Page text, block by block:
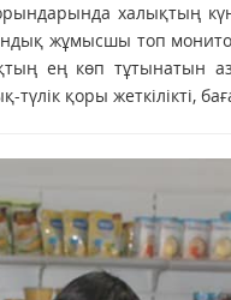
халықтың
жұмысшы топ
ең көп тұтынатын
қоры жеткілікті,